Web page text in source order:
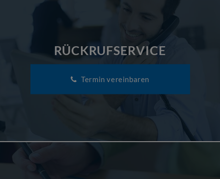
RÜCKRUFSERVICE
Termin vereinbaren